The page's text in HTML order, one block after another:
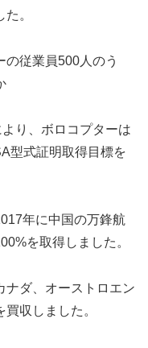
。
従業員500人のう
り、ボロコプターは
型式証明取得目標を
年に中国の万鋒航
を取得しました。
ナダ、オーストロエン
収しました。